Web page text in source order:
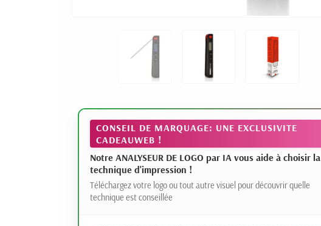
CONSEIL DE MARQUAGE: UNE EXCLUSIVITE
CADEAUWEB !
Notre ANALYSEUR DE LOGO par IA vous aide à choisir la
technique d'impression !
Téléchargez votre logo ou tout autre visuel pour découvrir quelle
technique est conseillée